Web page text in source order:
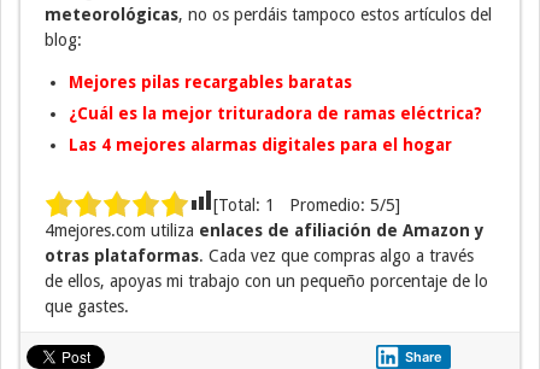
meteorológicas, no os perdáis tampoco estos artículos del
blog:
Mejores pilas recargables baratas
¿Cuál es la mejor trituradora de ramas eléctrica?
Las 4 mejores alarmas digitales para el hogar
[Total: 1 Promedio: 5/5]
4mejores.com utiliza enlaces de afiliación de Amazon y
otras plataformas. Cada vez que compras algo a través
de ellos, apoyas mi trabajo con un pequeño porcentaje de lo
que gastes.
Share